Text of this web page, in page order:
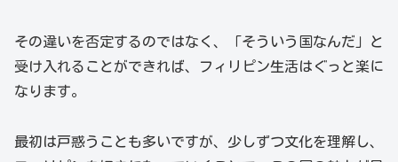
その違いを否定するのではなく、「そういう国なんだ」と
受け入れることができれば、フィリピン生活はぐっと楽に
なります。
最初は戸惑うことも多いですが、少しずつ文化を理解し、